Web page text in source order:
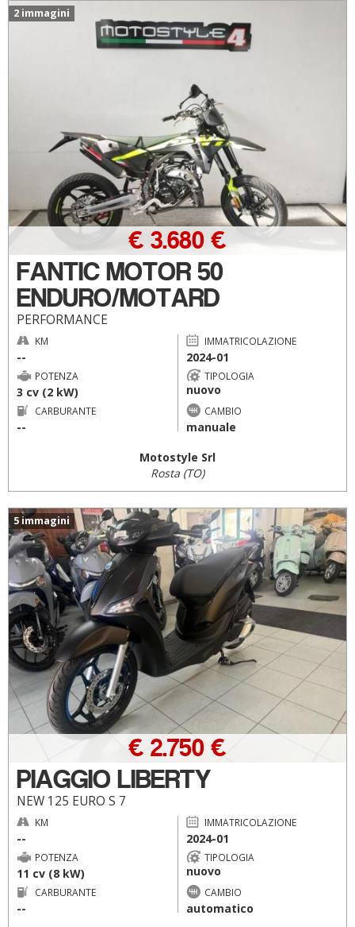
2 immagini
FANTIC MOTOR 50
ENDURO/MOTARD
PERFORMANCE
€ 3.680 €
KM
--
IMMATRICOLAZIONE
2024-01
POTENZA
3 cv (2 kW)
TIPOLOGIA
nuovo
CARBURANTE
--
CAMBIO
manuale
Motostyle Srl
Rosta (TO)
5 immagini
PIAGGIO LIBERTY
NEW 125 EURO S 7
€ 2.750 €
KM
--
IMMATRICOLAZIONE
2024-01
POTENZA
11 cv (8 kW)
TIPOLOGIA
nuovo
CARBURANTE
--
CAMBIO
automatico